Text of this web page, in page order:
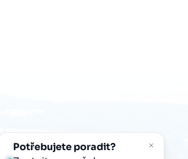
Potřebujete poradit?